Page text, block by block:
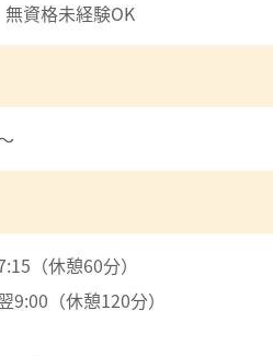
資格未経験OK
（休憩60分）
9:00（休憩120分）